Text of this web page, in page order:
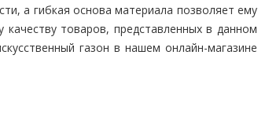
а гибкая основа материала позволяет ему
товаров, представленных в данном
газон в нашем онлайн-магазине